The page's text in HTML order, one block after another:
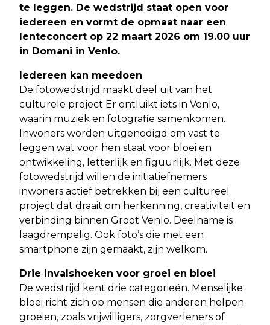
te leggen. De wedstrijd staat open voor
iedereen en vormt de opmaat naar een
lenteconcert op 22 maart 2026 om 19.00 uur
in Domani in Venlo.
Iedereen kan meedoen
De fotowedstrijd maakt deel uit van het
culturele project Er ontluikt iets in Venlo,
waarin muziek en fotografie samenkomen.
Inwoners worden uitgenodigd om vast te
leggen wat voor hen staat voor bloei en
ontwikkeling, letterlijk en figuurlijk. Met deze
fotowedstrijd willen de initiatiefnemers
inwoners actief betrekken bij een cultureel
project dat draait om herkenning, creativiteit en
verbinding binnen Groot Venlo. Deelname is
laagdrempelig. Ook foto’s die met een
smartphone zijn gemaakt, zijn welkom.
Drie invalshoeken voor groei en bloei
De wedstrijd kent drie categorieën. Menselijke
bloei richt zich op mensen die anderen helpen
groeien, zoals vrijwilligers, zorgverleners of